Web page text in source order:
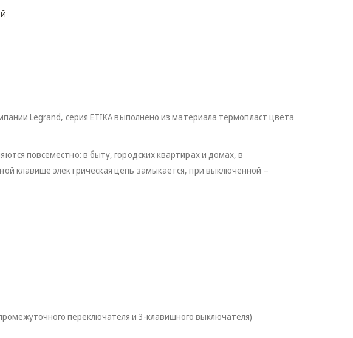
Legrand, серия ETIKA выполнено из материала термопласт цвета
повсеместно: в быту, городских квартирах и домах, в
клавише электрическая цепь замыкается, при выключенной –
переключателя и 3-клавишного выключателя)